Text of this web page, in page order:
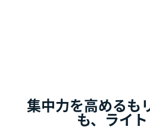
集中力を高めるも
も、ライ